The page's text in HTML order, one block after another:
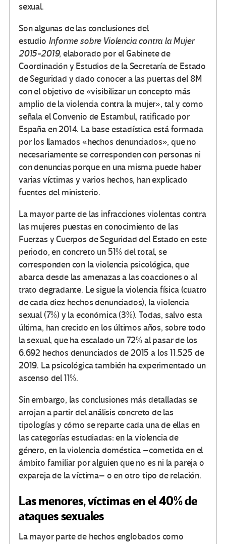
sexual.
Son algunas de las conclusiones del
estudio Informe sobre Violencia contra la Mujer
2015-2019, elaborado por el Gabinete de
Coordinación y Estudios de la Secretaría de Estado
de Seguridad y dado conocer a las puertas del 8M
con el objetivo de «visibilizar un concepto más
amplio de la violencia contra la mujer», tal y como
señala el Convenio de Estambul, ratificado por
España en 2014. La base estadística está formada
por los llamados «hechos denunciados», que no
necesariamente se corresponden con personas ni
con denuncias porque en una misma puede haber
varias víctimas y varios hechos, han explicado
fuentes del ministerio.
La mayor parte de las infracciones violentas contra
las mujeres puestas en conocimiento de las
Fuerzas y Cuerpos de Seguridad del Estado en este
periodo, en concreto un 51% del total, se
corresponden con la violencia psicológica, que
abarca desde las amenazas a las coacciones o al
trato degradante. Le sigue la violencia física (cuatro
de cada diez hechos denunciados), la violencia
sexual (7%) y la económica (3%). Todas, salvo esta
última, han crecido en los últimos años, sobre todo
la sexual, que ha escalado un 72% al pasar de los
6.692 hechos denunciados de 2015 a los 11.525 de
2019. La psicológica también ha experimentado un
ascenso del 11%.
Sin embargo, las conclusiones más detalladas se
arrojan a partir del análisis concreto de las
tipologías y cómo se reparte cada una de ellas en
las categorías estudiadas: en la violencia de
género, en la violencia doméstica –cometida en el
ámbito familiar por alguien que no es ni la pareja o
expareja de la víctima– o en otro tipo de relación.
Las menores, víctimas en el 40% de
ataques sexuales
La mayor parte de hechos englobados como